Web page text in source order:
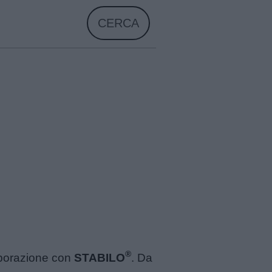
CERCA
con STABILO®. Da